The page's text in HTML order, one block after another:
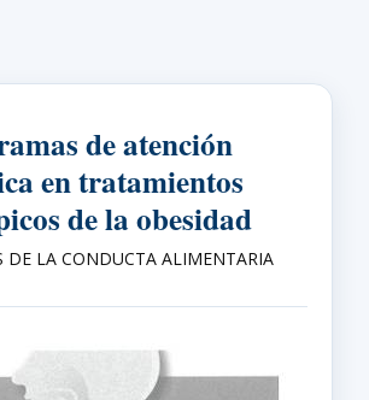
de atención
en tratamientos
de la obesidad
DE LA CONDUCTA ALIMENTARIA